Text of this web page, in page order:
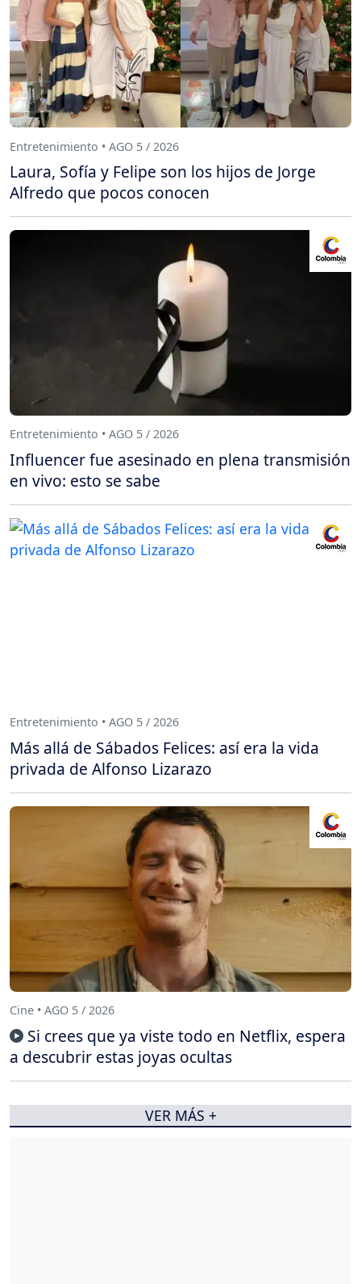
Entretenimiento • AGO 5 / 2026
Laura, Sofía y Felipe son los hijos de Jorge
Alfredo que pocos conocen
Entretenimiento • AGO 5 / 2026
Influencer fue asesinado en plena transmisión
en vivo: esto se sabe
Entretenimiento • AGO 5 / 2026
Más allá de Sábados Felices: así era la vida
privada de Alfonso Lizarazo
Cine • AGO 5 / 2026
Si crees que ya viste todo en Netflix, espera
a descubrir estas joyas ocultas
VER MÁS +